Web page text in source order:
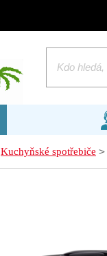
Kuchyňské spotřebiče >